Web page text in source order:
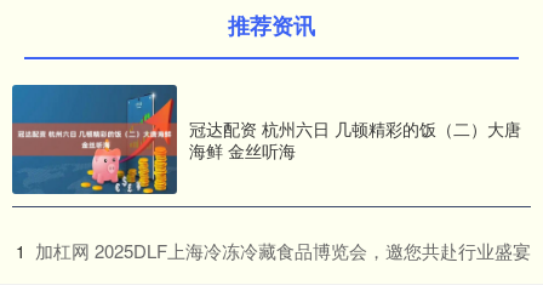
推荐资讯
冠达配资 杭州六日 几顿精彩的饭（二）大唐
海鲜 金丝听海
1 ​加杠网 2025DLF上海冷冻冷藏食品博览会，邀您共赴行业盛宴